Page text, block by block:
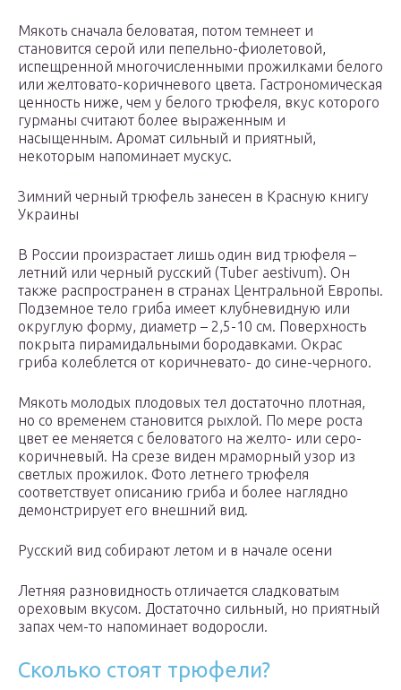
Мякоть сначала беловатая, потом темнеет и
становится серой или пепельно-фиолетовой,
испещренной многочисленными прожилками белого
или желтовато-коричневого цвета. Гастрономическая
ценность ниже, чем у белого трюфеля, вкус которого
гурманы считают более выраженным и
насыщенным. Аромат сильный и приятный,
некоторым напоминает мускус.
Зимний черный трюфель занесен в Красную книгу
Украины
В России произрастает лишь один вид трюфеля –
летний или черный русский (Tuber aestivum). Он
также распространен в странах Центральной Европы.
Подземное тело гриба имеет клубневидную или
округлую форму, диаметр – 2,5-10 см. Поверхность
покрыта пирамидальными бородавками. Окрас
гриба колеблется от коричневато- до сине-черного.
Мякоть молодых плодовых тел достаточно плотная,
но со временем становится рыхлой. По мере роста
цвет ее меняется с беловатого на желто- или серо-
коричневый. На срезе виден мраморный узор из
светлых прожилок. Фото летнего трюфеля
соответствует описанию гриба и более наглядно
демонстрирует его внешний вид.
Русский вид собирают летом и в начале осени
Летняя разновидность отличается сладковатым
ореховым вкусом. Достаточно сильный, но приятный
запах чем-то напоминает водоросли.
Сколько стоят трюфели?